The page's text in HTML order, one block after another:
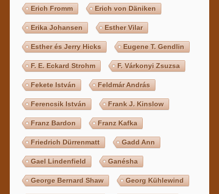
Erich Fromm Erich von Däniken
Erika Johansen Esther Vilar
Esther és Jerry Hicks Eugene T. Gendlin
F. E. Eckard Strohm F. Várkonyi Zsuzsa
Fekete István Feldmár András
Ferencsik István Frank J. Kinslow
Franz Bardon Franz Kafka
Friedrich Dürrenmatt Gadd Ann
Gael Lindenfield Ganésha
George Bernard Shaw Georg Kühlewind